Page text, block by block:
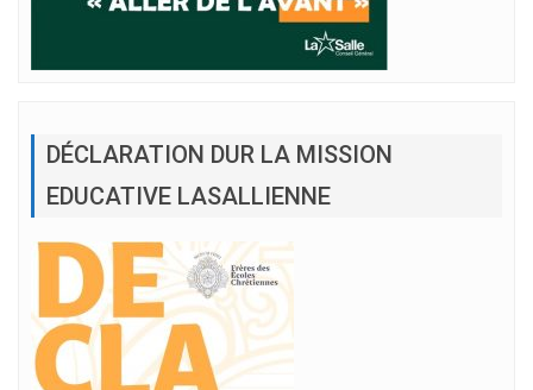
DÉCLARATION DUR LA MISSION
EDUCATIVE LASALLIENNE